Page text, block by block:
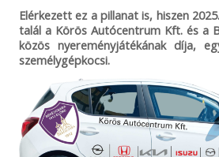
Elérkezett ez a pillanat is, hiszen
talál a Körös Autócentrum Kft. és a
közös nyereményjátékának díja,
személygépkocsi.